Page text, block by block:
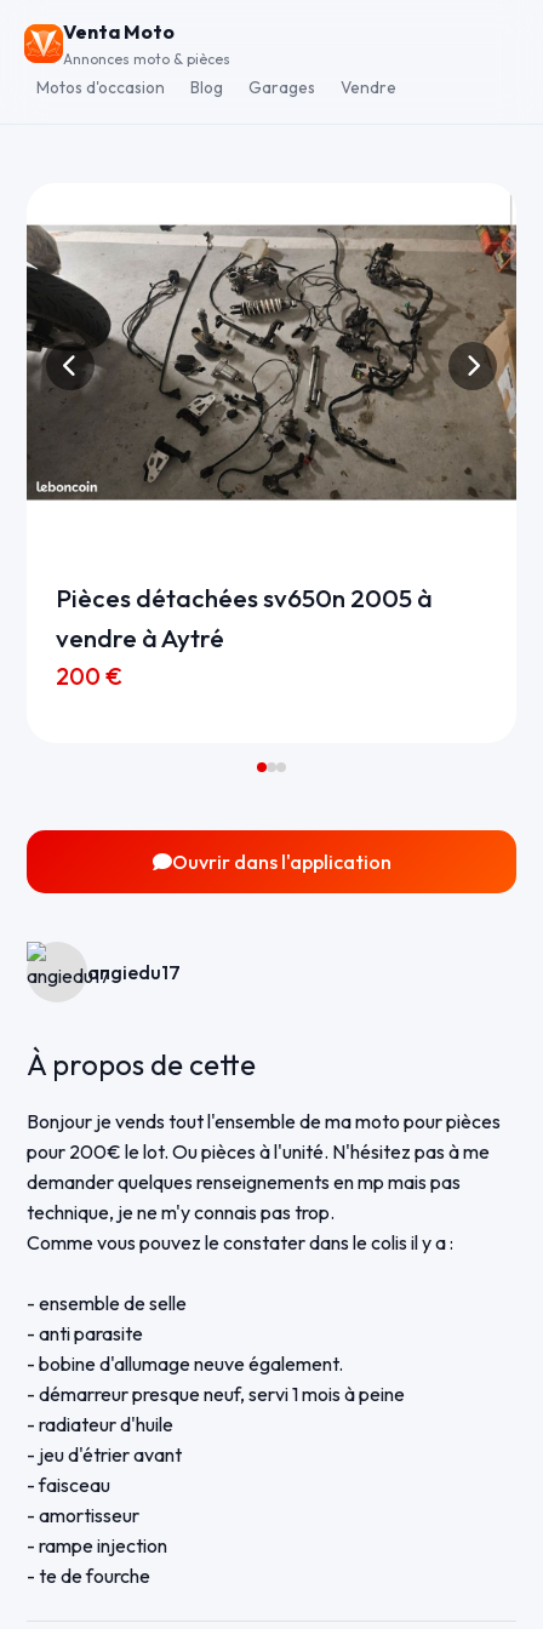
Venta Moto
Annonces moto & pièces
Motos d'occasion Blog Garages Vendre
Pièces détachées sv650n 2005 à
vendre à Aytré
200 €
Ouvrir dans l'application
angiedu17
À propos de cette
Bonjour je vends tout l'ensemble de ma moto pour pièces
pour 200€ le lot. Ou pièces à l'unité. N'hésitez pas à me
demander quelques renseignements en mp mais pas
technique, je ne m'y connais pas trop.
Comme vous pouvez le constater dans le colis il y a :
- ensemble de selle
- anti parasite
- bobine d'allumage neuve également.
- démarreur presque neuf, servi 1 mois à peine
- radiateur d'huile
- jeu d'étrier avant
- faisceau
- amortisseur
- rampe injection
- te de fourche